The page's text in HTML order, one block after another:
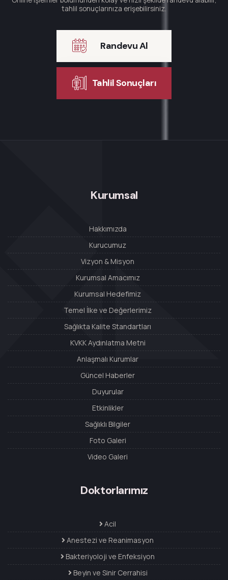
tahlil sonuçlarınıza erişebilirsiniz.
Randevu Al
Tahlil Sonuçları
Kurumsal
Hakkımızda
Kurucumuz
Vizyon & Misyon
Kurumsal Amacımız
Kurumsal Hedefimiz
Temel İlke ve Değerlerimiz
Sağlıkta Kalite Standartları
KVKK Aydınlatma Metni
Anlaşmalı Kurumlar
Güncel Haberler
Duyurular
Etkinlikler
Sağlıklı Bilgiler
Foto Galeri
Video Galeri
Doktorlarımız
Acil
Anestezi ve Reanimasyon
Bakteriyoloji ve Enfeksiyon
Beyin ve Sinir Cerrahisi